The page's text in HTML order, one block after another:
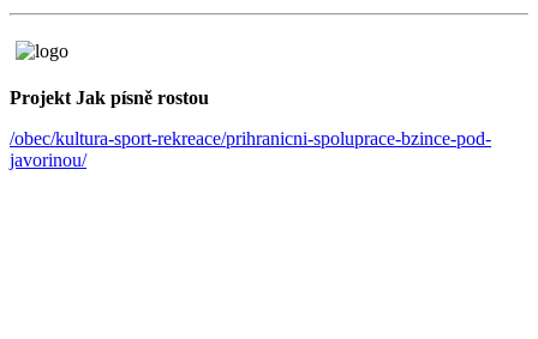
Projekt Jak písně rostou
/obec/kultura-sport-rekreace/prihranicni-spoluprace-bzince-pod-
javorinou/